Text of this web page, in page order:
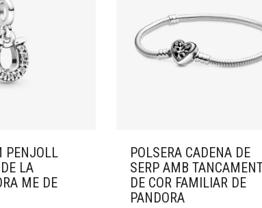
PENJOLL
LA
ME DE
POLSERA CADENA DE
SERP AMB
DE COR FAMILIAR DE
PANDORA